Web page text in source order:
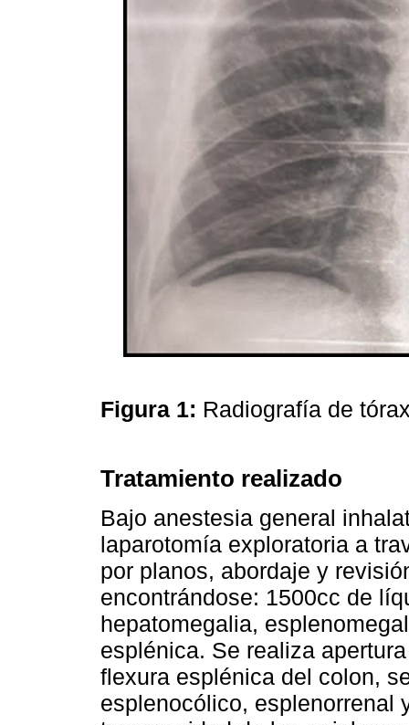
Figura 1: Radiografía de
Tratamiento realizado
Bajo anestesia general
laparotomía exploratoria a
por planos, abordaje y
encontrándose: 1500cc de
hepatomegalia,
esplénica. Se realiza
flexura esplénica del colon,
esplenocólico, esplenorrenal